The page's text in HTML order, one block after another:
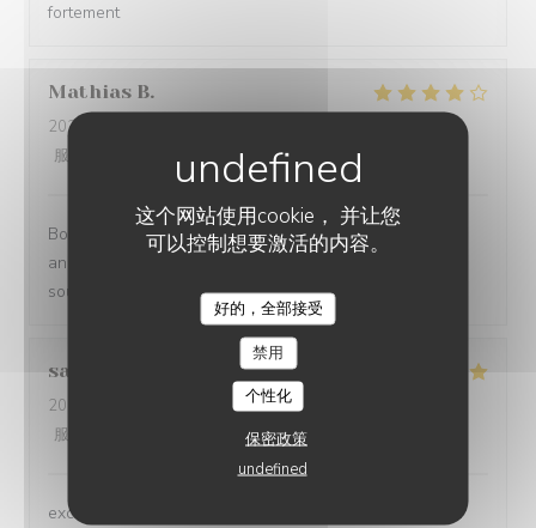
这个网站使用cookie， 并让您
可以控制想要激活的内容。
好的，全部接受
禁用
个性化
保密政策
undefined
fortement
Mathias B
2026-08-02
服务
5 质价比
Bonne endroit un petit 🎁 à l occasion de mon
anniversaire aurait été sympa vue que nous venons
souvent chez vous .merci quand même
sabine
2026-08-02
- 12:30 - 来宾 5
服务
5/5 质价比
excellente adresse, excellent accueil, excellent repas !
LES TERRASSES DU PORT